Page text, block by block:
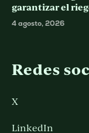
garantizar el
4 agosto, 2026
Redes
X
LinkedIn